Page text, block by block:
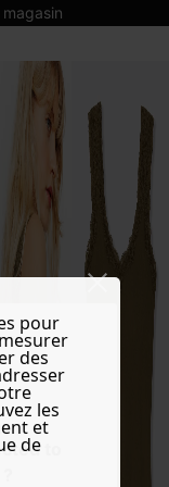
to
pour
des
les
et
de